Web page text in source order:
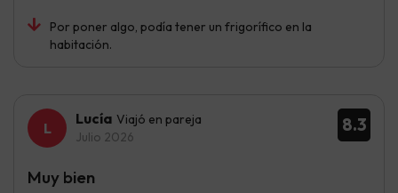
Por poner algo, podía tener un frigorífico en la
habitación.
8.3
Lucía Viajó en pareja
Julio 2026
Muy bien